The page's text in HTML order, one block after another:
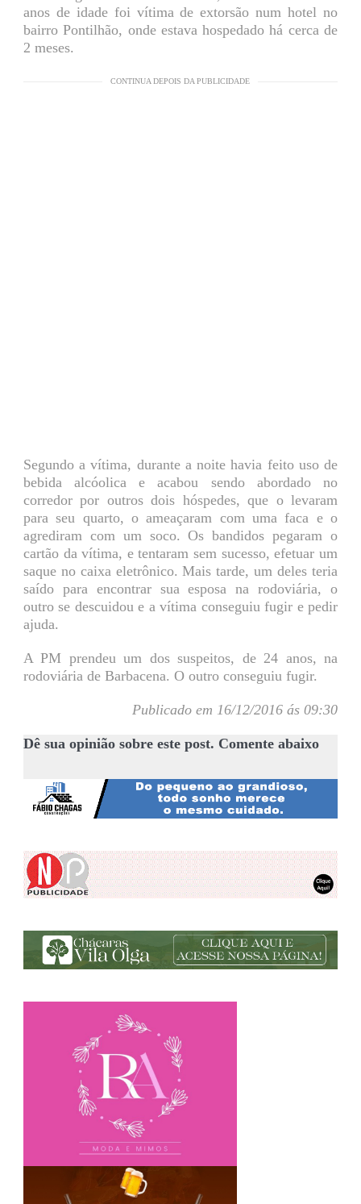
anos de idade foi vítima de extorsão num hotel no
bairro Pontilhão, onde estava hospedado há cerca de
2 meses.
CONTINUA DEPOIS DA PUBLICIDADE
Segundo a vítima, durante a noite havia feito uso de
bebida alcóolica e acabou sendo abordado no
corredor por outros dois hóspedes, que o levaram
para seu quarto, o ameaçaram com uma faca e o
agrediram com um soco. Os bandidos pegaram o
cartão da vítima, e tentaram sem sucesso, efetuar um
saque no caixa eletrônico. Mais tarde, um deles teria
saído para encontrar sua esposa na rodoviária, o
outro se descuidou e a vítima conseguiu fugir e pedir
ajuda.
A PM prendeu um dos suspeitos, de 24 anos, na
rodoviária de Barbacena. O outro conseguiu fugir.
Publicado em 16/12/2016 ás 09:30
Dê sua opinião sobre este post. Comente abaixo